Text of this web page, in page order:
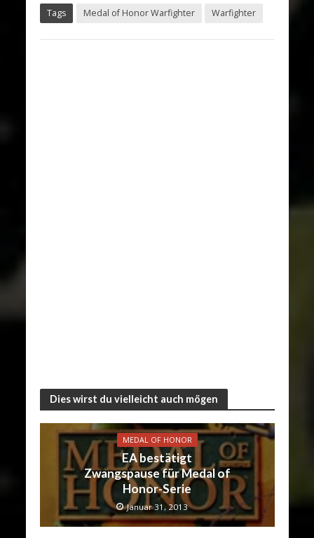
Tags Medal of Honor Warfighter Warfighter
Dies wirst du vielleicht auch mögen
MEDAL OF HONOR
EA bestätigt
Zwangspause für Medal of
Honor-Serie
Januar 31, 2013